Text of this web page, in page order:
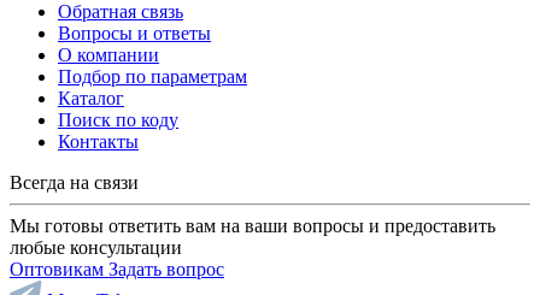
Обратная связь
Вопросы и ответы
О компании
Подбор по параметрам
Каталог
Поиск по коду
Контакты
Всегда на связи
Мы готовы ответить вам на ваши вопросы и предоставить
любые консультации
Оптовикам Задать вопрос